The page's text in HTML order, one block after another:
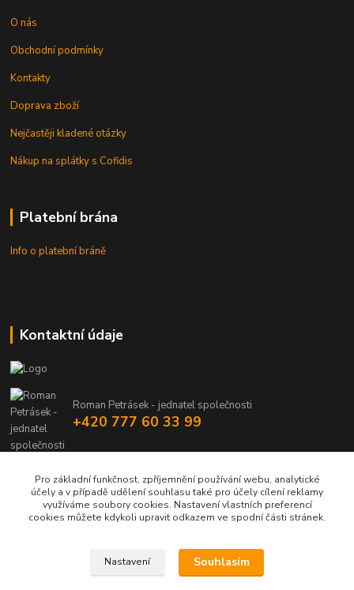
O nás
Obchodní podmínky
Kontakty
Doprava zboží
Nejčastěji kladené otázky
Nákup na splátky s Cofidis
Platební brána
Info o platební bráně
Kontaktní údaje
Roman Petrásek - jednatel společnosti
+420 777 60 33 99
Upravit sběr cookies.
Pro základní funkčnost, zpříjemnění používání webu, analytické
účely a v případě udělení souhlasu také pro účely cílení reklamy
využíváme soubory cookies. Nastavení vlastních preferencí
cookies můžete kdykoli upravit odkazem ve spodní části stránek.
Nastavení Souhlasím